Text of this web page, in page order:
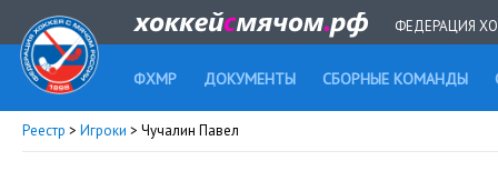
ФЕДЕРАЦИЯ
ФХМР ДОКУМЕНТЫ СБОРНЫЕ КОМАНДЫ
Реестр > Игроки > Чучалин Павел